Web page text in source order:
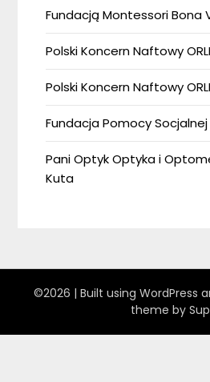
Fundacją Montessori Bona
Polski Koncern Naftowy
Polski Koncern Naftowy
Fundacja Pomocy Socjalnej
Pani Optyk Optyka i
Kuta
©2026 | Built using WordPress
theme by